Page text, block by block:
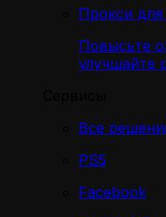
Прокси
Повысьте
улучшайте
Все
PS5
Facebook